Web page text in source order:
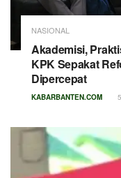
NASIONAL
Akademisi,
KPK Sepakat
Dipercepat
KABARBANTEN.COM